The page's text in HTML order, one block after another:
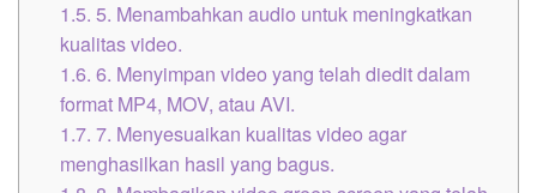
1.5. 5. Menambahkan audio untuk meningkatkan
kualitas video.
1.6. 6. Menyimpan video yang telah diedit dalam
format MP4, MOV, atau AVI.
1.7. 7. Menyesuaikan kualitas video agar
menghasilkan hasil yang bagus.